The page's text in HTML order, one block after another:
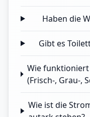
Haben die
Gibt es
Wie
(Frisch-, Grau-,
Wie ist die